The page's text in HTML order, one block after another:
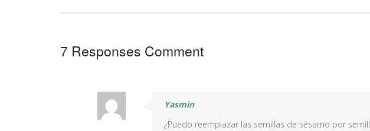
7 Responses Comment
Yasmin
¿Puedo reemplazar las semillas de sésamo por